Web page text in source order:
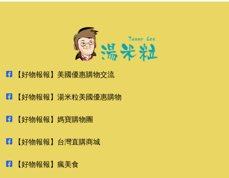
【好物報報】美國優惠購物交流
【好物報報】湯米粒美國優惠購物
【好物報報】媽寶購物團
【好物報報】台灣直購商城
【好物報報】瘋美食